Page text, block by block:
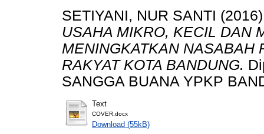
SETIYANI, NUR SANTI
USAHA MIKRO, KECIL DAN
MENINGKATKAN NASABAH
RAKYAT KOTA BANDUNG.
SANGGA BUANA YPKP
Text
COVER.docx
Download (55kB)